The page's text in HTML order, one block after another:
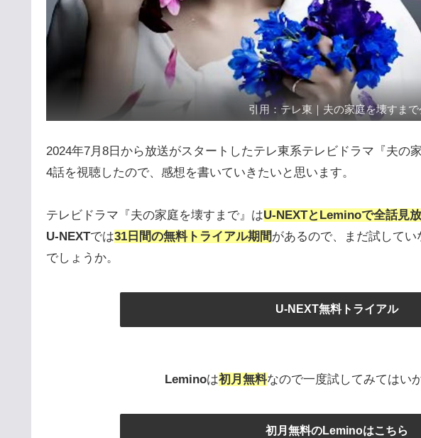
引用：テレ東｜夫の家庭を壊すま
2024年7月8日から放送がスタートしたテレ東系テレビドラマ『夫の
4話を視聴したので、感想を書いていきたいと思います。
テレビドラマ『夫の家庭を壊すまで』はU-NEXTとLeminoで全話見
U-NEXTでは31日間の無料トライアル期間があるので、まだ試して
でしょうか。
U-NEXT無料トライアル
Leminoは初月無料なので一度試してみてはい
初月無料のLeminoはこちら